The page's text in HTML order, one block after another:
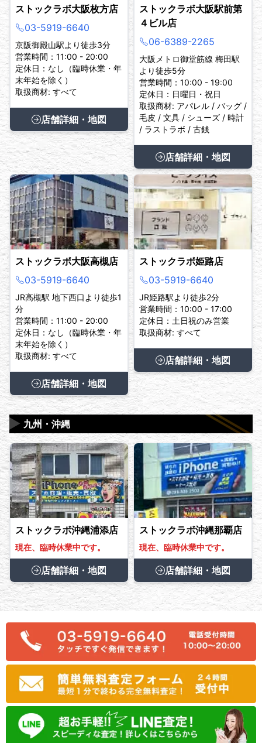
ストックラボ大阪枚方店
03-5919-6640
京阪御殿山駅より徒歩3分
営業時間：11:00 - 20:00
定休日：なし（臨時休業・年
末年始を除く）
取扱商材: すべて
店舗詳細・地図
ストックラボ大阪駅前第
４ビル店
06-6389-2265
大阪メトロ御堂筋線 梅田駅
より徒歩5分
営業時間：10:00 - 19:00
定休日：日曜日・祝日
取扱商材: アパレル / バッグ /
毛皮 / 文具 / シューズ / 時計
/ ラストラボ / 古銭
店舗詳細・地図
ストックラボ大阪高槻店
03-5919-6640
JR高槻駅 地下西口より徒歩1
分
営業時間：11:00 - 20:00
定休日：なし（臨時休業・年
末年始を除く）
取扱商材: すべて
店舗詳細・地図
ストックラボ姫路店
03-5919-6640
JR姫路駅より徒歩2分
営業時間：10:00 - 17:00
定休日：土日祝のみ営業
取扱商材: すべて
店舗詳細・地図
九州・沖縄
▶
ストックラボ沖縄浦添店
現在、臨時休業中です。
店舗詳細・地図
ストックラボ沖縄那覇店
現在、臨時休業中です。
店舗詳細・地図